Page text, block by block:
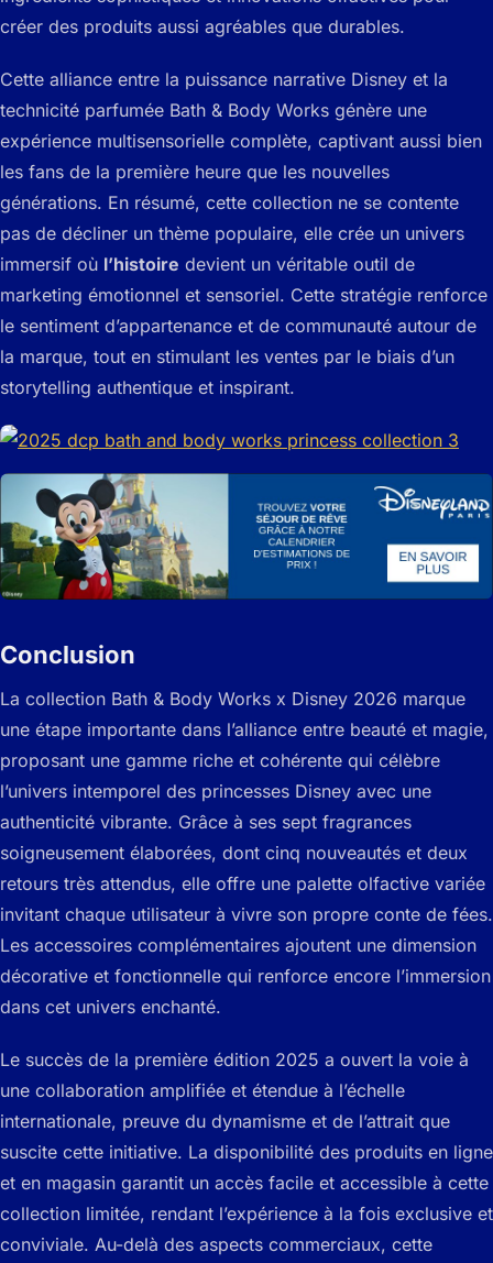
créer des produits aussi agréables que durables.
Cette alliance entre la puissance narrative Disney et la
technicité parfumée Bath & Body Works génère une
expérience multisensorielle complète, captivant aussi bien
les fans de la première heure que les nouvelles
générations. En résumé, cette collection ne se contente
pas de décliner un thème populaire, elle crée un univers
immersif où l’histoire devient un véritable outil de
marketing émotionnel et sensoriel. Cette stratégie renforce
le sentiment d’appartenance et de communauté autour de
la marque, tout en stimulant les ventes par le biais d’un
storytelling authentique et inspirant.
Conclusion
La collection Bath & Body Works x Disney 2026 marque
une étape importante dans l’alliance entre beauté et magie,
proposant une gamme riche et cohérente qui célèbre
l’univers intemporel des princesses Disney avec une
authenticité vibrante. Grâce à ses sept fragrances
soigneusement élaborées, dont cinq nouveautés et deux
retours très attendus, elle offre une palette olfactive variée
invitant chaque utilisateur à vivre son propre conte de fées.
Les accessoires complémentaires ajoutent une dimension
décorative et fonctionnelle qui renforce encore l’immersion
dans cet univers enchanté.
Le succès de la première édition 2025 a ouvert la voie à
une collaboration amplifiée et étendue à l’échelle
internationale, preuve du dynamisme et de l’attrait que
suscite cette initiative. La disponibilité des produits en ligne
et en magasin garantit un accès facile et accessible à cette
collection limitée, rendant l’expérience à la fois exclusive et
conviviale. Au-delà des aspects commerciaux, cette